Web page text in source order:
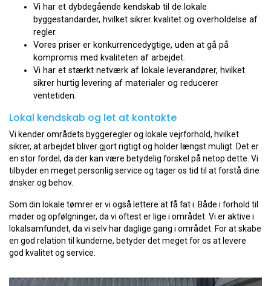
Vi har et dybdegående kendskab til de lokale
byggestandarder, hvilket sikrer kvalitet og overholdelse af
regler.
Vores priser er konkurrencedygtige, uden at gå på
kompromis med kvaliteten af arbejdet.
Vi har et stærkt netværk af lokale leverandører, hvilket
sikrer hurtig levering af materialer og reducerer
ventetiden.
Lokal kendskab og let at kontakte
Vi kender områdets byggeregler og lokale vejrforhold, hvilket
sikrer, at arbejdet bliver gjort rigtigt og holder længst muligt. Det er
en stor fordel, da der kan være betydelig forskel på netop dette. Vi
tilbyder en meget personlig service og tager os tid til at forstå dine
ønsker og behov.
Som din lokale tømrer er vi også lettere at få fat i. Både i forhold til
møder og opfølgninger, da vi oftest er lige i området. Vi er aktive i
lokalsamfundet, da vi selv har daglige gang i området. For at skabe
en god relation til kunderne, betyder det meget for os at levere
god kvalitet og service.